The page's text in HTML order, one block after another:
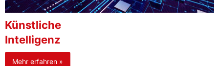
Künstliche
Intelligenz
Mehr erfahren »